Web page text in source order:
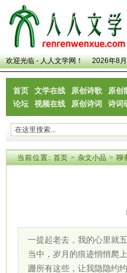
欢迎光临 - 人人文学网！ 2026年8
首页 文学在线 原创诗歌 原创
论坛
视频在线 原创诗词 诗词
当前位置: 首页>杂文小品>聊
一提起老去，我的心里就
当中，岁月的痕迹悄悄爬
跚所有这些，让我隐隐约